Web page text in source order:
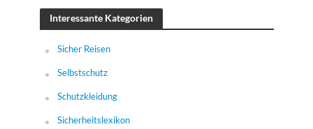
Interessante Kategorien
Sicher Reisen
Selbstschutz
Schutzkleidung
Sicherheitslexikon